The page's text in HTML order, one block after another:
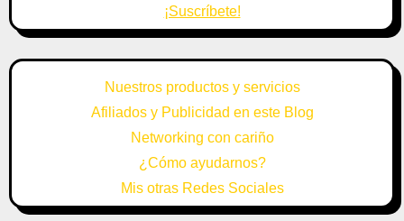
¡Suscríbete!
Nuestros productos y servicios
Afiliados y Publicidad en este Blog
Networking con cariño
¿Cómo ayudarnos?
Mis otras Redes Sociales